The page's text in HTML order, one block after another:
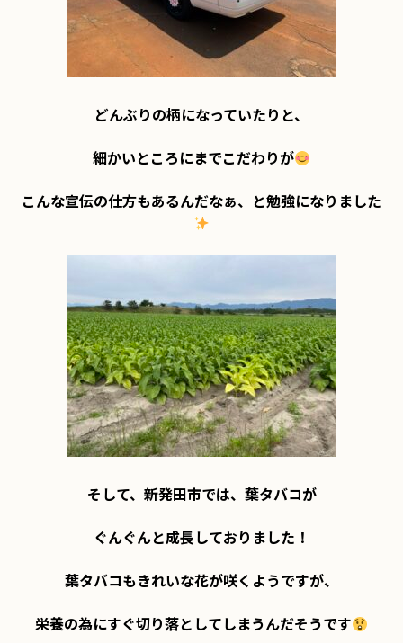
どんぶりの柄になっていたりと、
細かいところにまでこだわりが
こんな宣伝の仕方もあるんだなぁ、と勉強になりました
そして、新発田市では、葉タバコが
ぐんぐんと成長しておりました！
葉タバコもきれいな花が咲くようですが、
栄養の為にすぐ切り落としてしまうんだそうです